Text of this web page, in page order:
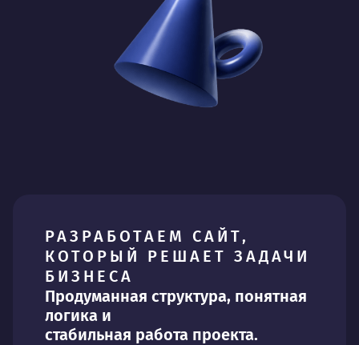
РАЗРАБОТАЕМ САЙТ,
КОТОРЫЙ РЕШАЕТ ЗАДАЧИ
БИЗНЕСА
Продуманная структура, понятная
логика и
стабильная работа проекта.